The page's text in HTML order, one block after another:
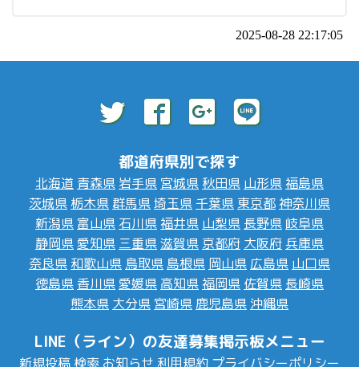
2025-08-28 22:17:05
都道府県別で探す
北海道 青森県 岩手県 宮城県 秋田県 山形県福島県
茨城県 栃木県群馬県埼玉県 千葉県 東京都神奈川県
新潟県 富山県 石川県福井県 山梨県 長野県 岐阜県
静岡県愛知県 三重県滋賀県 京都府 大阪府 兵庫県
奈良県 和歌山県 鳥取県 島根県 岡山県 広島県 山口県
徳島県 香川県愛媛県 高知県福岡県 佐賀県 長崎県
熊本県 大分県 宮崎県 鹿児島県 沖縄県
LINE（ライン）の友達募集掲示板メニュー
新規投稿 検索 お知らせ 利用規約 プライバシーポリシー